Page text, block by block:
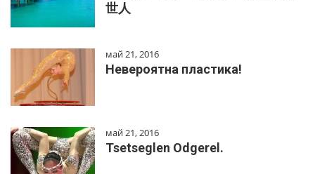
世人
май 21, 2016
Невероятна пластика!
май 21, 2016
Tsetseglen Odgerel.